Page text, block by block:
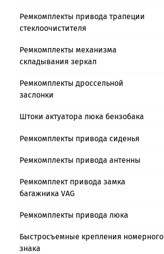
Ремкомплекты привода трапеции
стеклоочистителя
Ремкомплекты механизма
складывания зеркал
Ремкомплекты дроссельной
заслонки
Штоки актуатора люка бензобака
Ремкомплекты привода сиденья
Ремкомплекты привода антенны
Ремкомплект привода замка
багажника VAG
Ремкомплекты привода люка
Быстросъемные крепления номерного
знака